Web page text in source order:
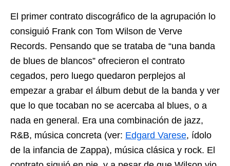
El primer contrato discográfico de la agrupación lo
consiguió Frank con Tom Wilson de Verve
Records. Pensando que se trataba de “una banda
de blues de blancos” ofrecieron el contrato
cegados, pero luego quedaron perplejos al
empezar a grabar el álbum debut de la banda y ver
que lo que tocaban no se acercaba al blues, o a
nada en general. Era una combinación de jazz,
R&B, música concreta (ver: Edgard Varese, ídolo
de la infancia de Zappa), música clásica y rock. El